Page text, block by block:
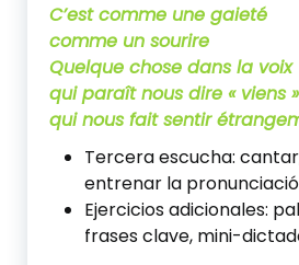
C’est comme une gaieté
comme un sourire
Quelque chose dans la voix
qui paraît nous dire « viens »
qui nous fait sentir
Tercera escucha:
entrenar la
Ejercicios adicionales:
frases clave, mini-